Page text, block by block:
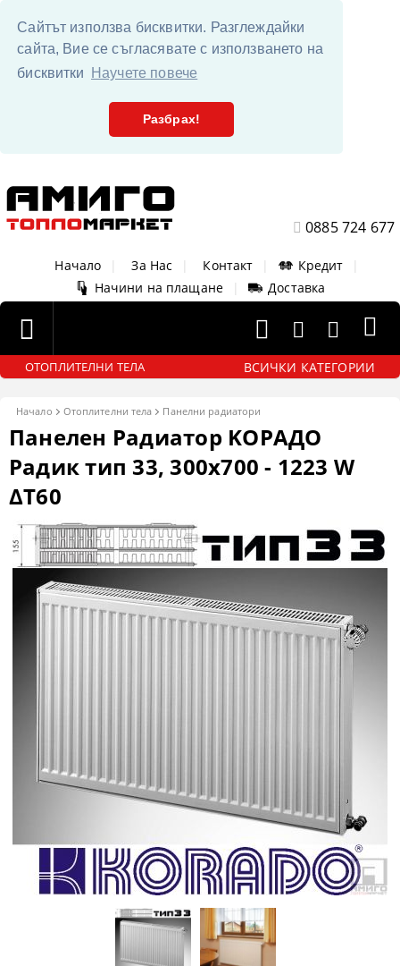
Сайтът използва бисквитки. Разглеждайки
сайта, Вие се съгласявате с използването на
бисквитки
Научете повече
Разбрах!
0885 724 677
Начало За Нас Контакт Кредит
Начини на плащане
Доставка
ОТОПЛИТЕЛНИ ТЕЛА ВСИЧКИ КАТЕГОРИИ
Начало Отоплителни тела Панелни радиатори
Панелен Радиатор KОРАДО
Радик тип 33, 300x700 - 1223 W
ΔT60